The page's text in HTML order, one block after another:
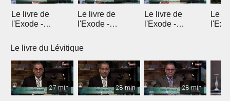
Le livre de
l'Exode -
Le livre de
l'Exode -
Le livre de
l'Exode -
Le
Le livre du Lévitique
27 min 28 min 28 min